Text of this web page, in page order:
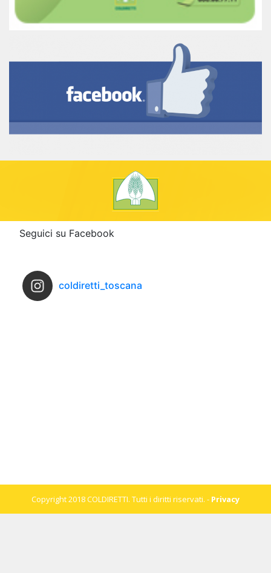
Seguici su Facebook
coldiretti_toscana
Copyright 2018 COLDIRETTI. Tutti i diritti riservati. - Privacy